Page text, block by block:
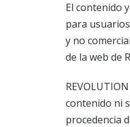
El contenido
para
y no
de la web de
contenido ni
procedencia